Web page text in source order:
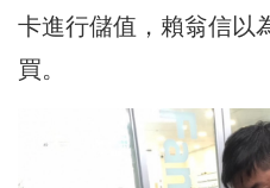
卡進行儲值，賴翁信以
買。